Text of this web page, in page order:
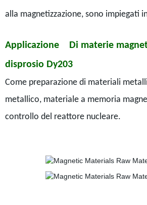
alla magnetizzazione, sono impiegati
Applicazione Di materie
disprosio Dy203
Come preparazione di materiali
metallico, materiale a memoria
controllo del reattore nucleare.